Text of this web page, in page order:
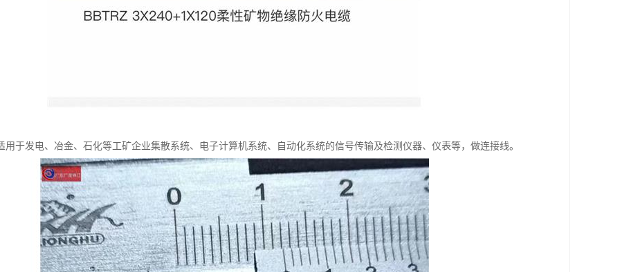
用于发电、冶金、石化等工矿企业集散系统、电子计算机系统、自动化系统的信号传输及检测仪器、仪表等，做连接线。